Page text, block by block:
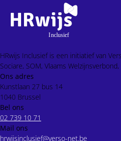
HRwijs Inclusief is een initiatief van
Sociare, SOM, Vlaams
Ons adres
Kunstlaan 27 bus 14
1040 Brussel
Bel ons
02 739 10 71
Mail ons
hrwijsinclusief@verso-net.be